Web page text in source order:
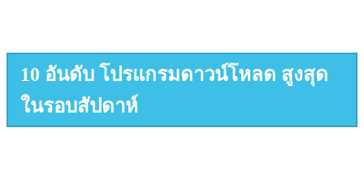
10 อันดับ โปรแกรมดาวน์โหลด สูงสุด
ในรอบสัปดาห์